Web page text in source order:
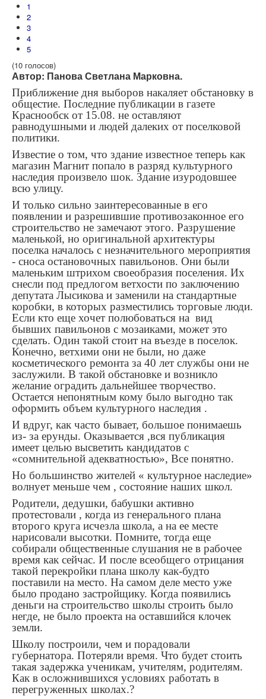
1
2
3
4
5
(10 голосов)
Автор: Панова Светлана Марковна.
Приближение дня выборов накаляет обстановку в
общестие. Последние публикации в газете
Краснообск от 15.08. не оставляют
равнодушными и людей далеких от поселковой
политики.
Известие о том, что здание известное теперь как
магазин Магнит попало в разряд культурного
наследия произвело шок. Здание изуродовшее
всю улицу.
И только сильно заинтересованные в его
появлении и разрешившие противозаконное его
строительство не замечают этого. Разрушение
маленькой, но оригинальной архитектуры
поселка началось с незначительного мероприятия
- сноса остановочных павильонов. Они были
маленьким штрихом своеобразия поселения. Их
снесли под предлогом ветхости по заключению
депутата Лысикова и заменили на стандартные
коробки, в которых разместились торговые люди.
Если кто еще хочет полюбоваться на вид
бывших павильонов с мозаиками, может это
сделать. Один такой стоит на въезде в поселок.
Конечно, ветхими они не были, но даже
косметического ремонта за 40 лет службы они не
заслужили. В такой обстановке и возникло
желание оградить дальнейшее творчество.
Остается непонятным кому было выгодно так
оформить объем культурного наследия .
И вдруг, как часто бывает, большое понимаешь
из- за ерунды. Оказывается ,вся публикация
имеет целью высветить кандидатов с
«сомнительной адекватностью», Все понятно.
Но большинство жителей « культурное наследие»
волнует меньше чем , состояние наших школ.
Родители, дедушки, бабушки активно
протестовали , когда из генерального плана
второго круга исчезла школа, а на ее месте
нарисовали высотки. Помните, тогда еще
собирали общественные слушания не в рабочее
время как сейчас. И после всеобщего отрицания
такой перекройки плана школу как-будто
поставили на место. На самом деле место уже
было продано застройщику. Когда появились
деньги на строительство школы строить было
негде, не было проекта на оставшийся клочек
земли.
Школу построили, чем и порадовали
губернатора. Потеряли время. Что будет стоить
такая задержка ученикам, учителям, родителям.
Как в осложнившихся условиях работать в
перегруженных школах.?